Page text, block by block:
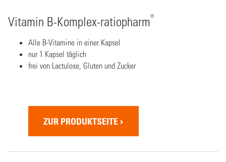
Vitamin B-Komplex-ratiopharm®
Alle B-Vitamine in einer Kapsel
nur 1 Kapsel täglich
frei von Lactulose, Gluten und Zucker
ZUR PRODUKTSEITE